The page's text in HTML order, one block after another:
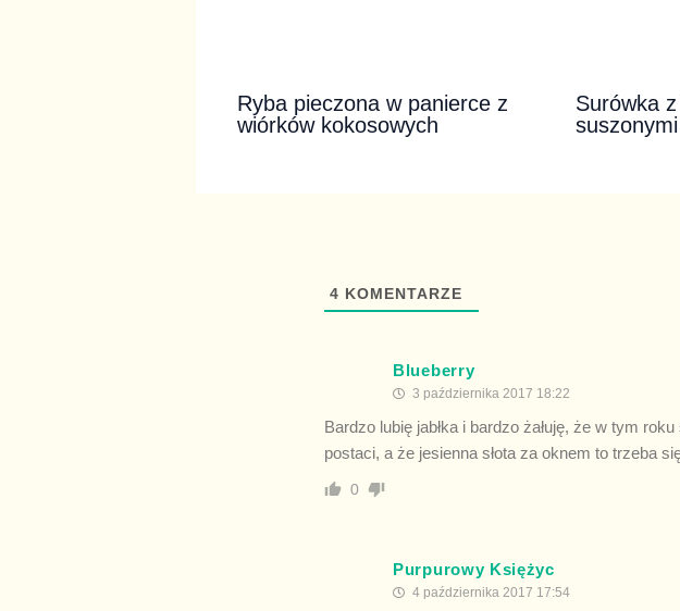
Ryba pieczona w panierce z
wiórków kokosowych
Surówka
4 KOMENTARZE
Blueberry
3 października 2017 18:22
Bardzo lubię jabłka i bardzo żałuję, że w tym
postaci, a że jesienna słota za oknem to trzeba
0
Purpurowy Księżyc
4 października 2017 17:54